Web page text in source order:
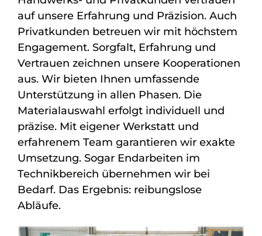
auf unsere Erfahrung und Präzision. Auch
Privatkunden betreuen wir mit höchstem
Engagement. Sorgfalt, Erfahrung und
Vertrauen zeichnen unsere Kooperationen
aus. Wir bieten Ihnen umfassende
Unterstützung in allen Phasen. Die
Materialauswahl erfolgt individuell und
präzise. Mit eigener Werkstatt und
erfahrenem Team garantieren wir exakte
Umsetzung. Sogar Endarbeiten im
Technikbereich übernehmen wir bei
Bedarf. Das Ergebnis: reibungslose
Abläufe.